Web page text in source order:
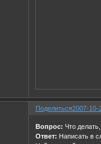
Поделиться2007-10-
Вопрос: Что
Ответ: Написать в